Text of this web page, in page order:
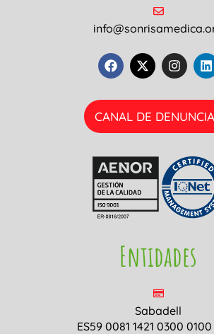
CANAL DE
Entidades
Sabadell
ES59 0081 1421 0300